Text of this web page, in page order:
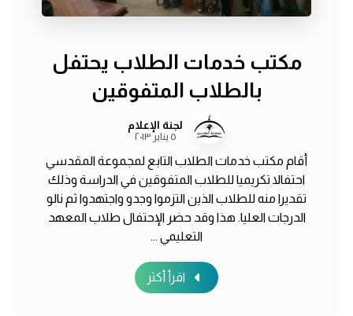
مكتب خدمات الطلاب يحتفل
بالطلاب المتفوقين
لجنة الإعلام
٥ يناير ٢٠١٣
أقام مكتب خدمات الطلاب التابع لمجموعة المقدسي
احتفالا تكريميا للطلاب المتفوقين في الدراسة وذلك
تقديرا منه للطلاب الذين التزموا وجدو واجتهدوا ثم نالو
الدرجات العليا. هذا وقد حضر الإحتفال طلاب المعهد
التعليمي ...
اقرأ أكثر